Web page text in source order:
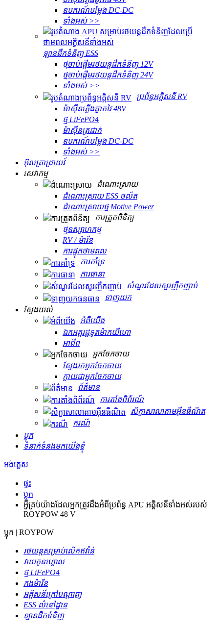
ឧបករណ៍បម្លែង DC-DC
ទាំងអស់ >>
ឡានដឹកទំនិញ ESS
ថ្មចាប់ផ្តើមរថយន្តដឹកទំនិញ 12V
ថ្មចាប់ផ្តើមរថយន្តដឹកទំនិញ 24V
ទាំងអស់ >>
ប្រព័ន្ធអគ្គិសនី RV
ម៉ាស៊ីនភ្លើងឆ្លាតវៃ 48V
ថ្ម LiFePO4
ម៉ាស៊ីនត្រជាក់
ឧបករណ៍បម្លែង DC-DC
ទាំងអស់ >>
អ៊ុលត្រាដ្រាយវ៍
សេវាកម្ម
ដំណោះស្រាយ
ដំណោះស្រាយ ESS ចល័ត
ដំណោះស្រាយថ្ម Motive Power
ការត្រួតពិនិត្យ
ថ្មឧស្សាហកម្ម
RV / ម៉ារីន
ការផ្ទុកថាមពល
ការគាំទ្រ
ការធានា
សំណួរដែលសួរញឹកញាប់
ទាញយក
ស្វែងយល់
អំពីយើង
ឯកអគ្គរដ្ឋទូតម៉ាកយីហោ
អាជីព
អ្នកចែកចាយ
ស្វែងរកអ្នកចែកចាយ
ក្លាយជាអ្នកចែកចាយ
ព័ត៌មាន
ការតាំងពិព័រណ៍
សិក្ខាសាលាតាមអ៊ីនធឺណិត
ករណី
ប្លុក
ទំនាក់ទំនងមកយើងខ្ញុំ
អង់គ្លេស
ផ្ទះ
ប្លុក
អ្វីគ្រប់យ៉ាងដែលអ្នកត្រូវដឹងអំពីប្រព័ន្ធ APU អគ្គិសនីទាំងអស់របស់
ROYPOW 48 V
ប្លុក | ROYPOW
រថយន្ត​សម្រាប់​លើក​ឥវ៉ាន់
វាយកូនហ្គោល
ថ្ម LiFePO4
កងម៉ារីន
អគ្គិសនីក្រៅបណ្តាញ
ESS លំនៅដ្ឋាន
ឡានដឹកទំនិញ